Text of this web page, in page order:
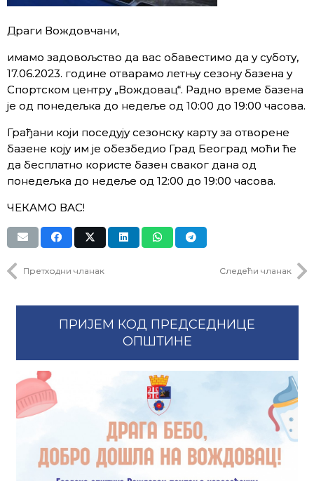
Драги Вождовчани,
имамо задовољство да вас обавестимо да у суботу,
17.06.2023. године отварамо летњу сезону базена у
Спортском центру „Вождовац“. Радно време базена
је од понедељка до недеље од 10:00 до 19:00 часова.
Грађани који поседују сезонску карту за отворене
базене коју им је обезбедио Град Београд моћи ће
да бесплатно користе базен сваког дана од
понедељка до недеље од 12:00 до 19:00 часова.
ЧЕКАМО ВАС!
Претходни чланак Следећи чланак
ПРИЈЕМ КОД ПРЕДСЕДНИЦЕ
ОПШТИНЕ